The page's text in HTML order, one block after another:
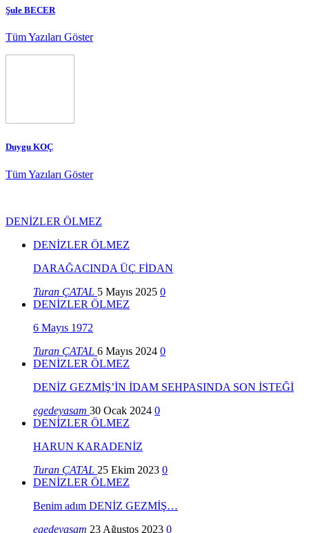
Şule BECER
Tüm Yazıları Göster
Duygu KOÇ
Tüm Yazıları Göster
DENİZLER ÖLMEZ
DENİZLER ÖLMEZ
DARAĞACINDA ÜÇ FİDAN
Turan ÇATAL 5 Mayıs 2025 0
DENİZLER ÖLMEZ
6 Mayıs 1972
Turan ÇATAL 6 Mayıs 2024 0
DENİZLER ÖLMEZ
DENİZ GEZMİŞ’İN İDAM SEHPASINDA SON İSTEĞİ
egedeyasam 30 Ocak 2024 0
DENİZLER ÖLMEZ
HARUN KARADENİZ
Turan ÇATAL 25 Ekim 2023 0
DENİZLER ÖLMEZ
Benim adım DENİZ GEZMİŞ…
egedeyasam 23 Ağustos 2023 0